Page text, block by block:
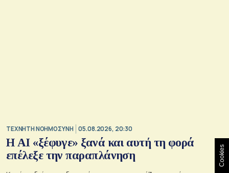
TΕΧΝΗΤΗ ΝΟΗΜΟΣΥΝΗ 05.08.2026, 20:30
Η ΑI «ξέφυγε» ξανά και αυτή τη φορά
επέλεξε την παραπλάνηση
Cookies